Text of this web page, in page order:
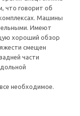
что говорит об
Машины
Имеют
хороший обзор
смещен
части
необходимое.